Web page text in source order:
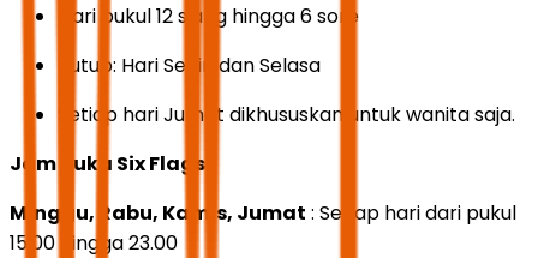
Dari pukul 12 siang hingga 6 sore
Tutup: Hari Senin dan Selasa
Setiap hari Jumat dikhususkan untuk wanita saja.
Jam buka Six Flags:
Minggu, Rabu, Kamis, Jumat : Setiap hari dari pukul
15.00 hingga 23.00